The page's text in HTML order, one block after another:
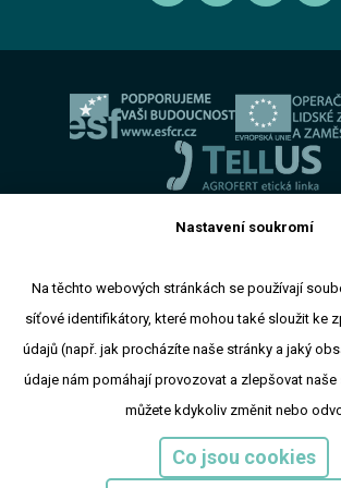
Autorizovaný servis Volkswagen
Servis AGROTEC Group
Zimní servisní akce
Cookies
Toto jsou internetové stránky společnosti
sídlem v Hustopečích, Brněnská 74, PSČ
zapsané v OR vedeném Krajským soudem
vložka 138. Společnost AGROTEC a.s. je
AGROFERT řízeného společností
26185610, se sídlem na adrese Pyšelská
00 Praha 4.
Copyright © 2024 AGROTEC
Responzivní webPuxdesign
Nastavení soukromí
Na těchto webových stránkách se používají
síťové identifikátory, které mohou také sloužit ke
údajů (např. jak procházíte naše stránky a jaký
údaje nám pomáhají provozovat a zlepšovat naše
můžete kdykoliv změnit nebo
Co jsou cookies